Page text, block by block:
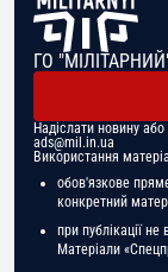
ГО
Надіслати новину або
ads@mil.in.ua
Використання
обов'язкове
конкретний
при публікації
Матеріали